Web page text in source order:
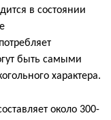
в состоянии
быть самыми
характера.
около 300-